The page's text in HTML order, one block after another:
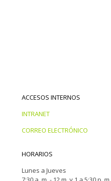
ACCESOS INTERNOS
INTRANET
CORREO ELECTRÓNICO
HORARIOS
Lunes a Jueves